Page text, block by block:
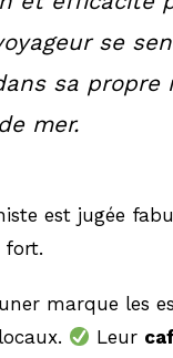
se
sa propre
mer.
est jugée
fort.
marque les
Leur